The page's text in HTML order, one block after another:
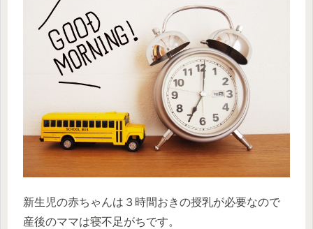
新生児の赤ちゃんは３時間おきの授乳が必要なので
産後のママは寝不足がちです。